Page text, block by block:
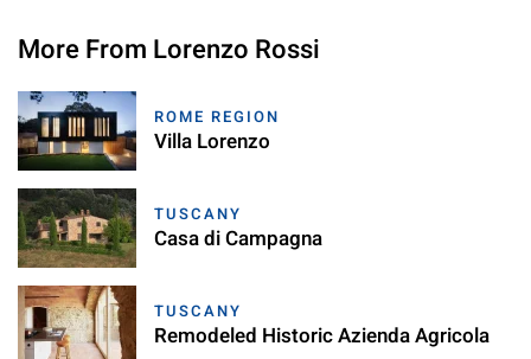
More From Lorenzo Rossi
ROME REGION
Villa Lorenzo
TUSCANY
Casa di Campagna
TUSCANY
Remodeled Historic Azienda Agricola